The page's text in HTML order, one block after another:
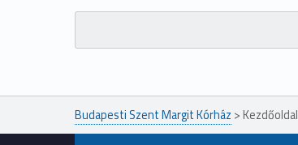
Keresés:
Budapesti Szent Margit Kórház > Kezdőoldal